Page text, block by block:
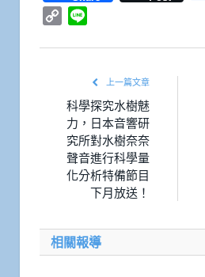
Copy
上一篇文章
科學探究水樹魅
力，日本音響研
究所對水樹奈奈
聲音進行科學量
化分析特備節目
下月放送！
相關報導